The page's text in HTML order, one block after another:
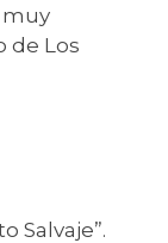
muy
de Los
Salvaje”.